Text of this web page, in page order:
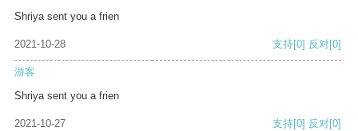
Shriya sent you a frien
2021-10-28 支持[0] 反对[0]
游客
Shriya sent you a frien
2021-10-27 支持[0] 反对[0]